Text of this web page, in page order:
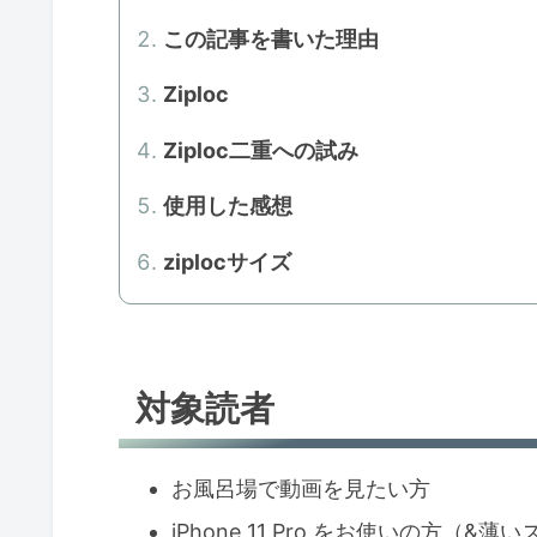
この記事を書いた理由
Ziploc
Ziploc二重への試み
使用した感想
ziplocサイズ
対象読者
お風呂場で動画を見たい方
iPhone 11 Pro をお使いの方（&薄い